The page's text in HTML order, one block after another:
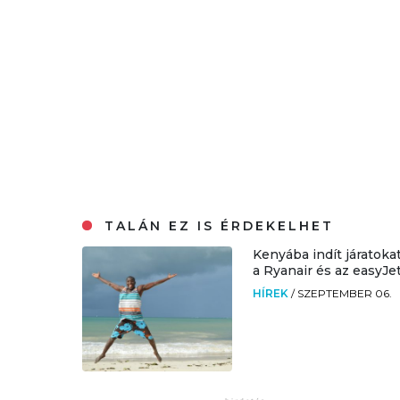
TALÁN EZ IS ÉRDEKELHET
Kenyába indít
a Ryanair és az
HÍREK/ SZEPTEMBER 06.